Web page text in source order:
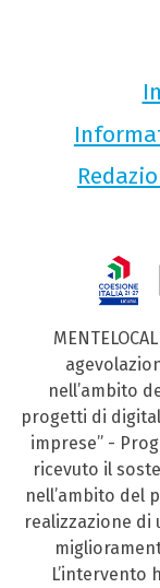
nell’ambito
progetti di
imprese” -
ricevuto il
nell’ambito del
realizzazione di
L’intervento